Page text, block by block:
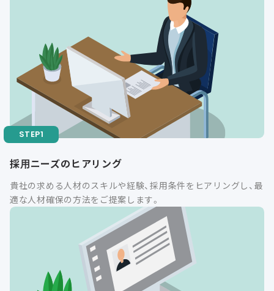
採用ニーズのヒアリング
貴社の求める人材のスキルや経験、採用条件をヒアリングし、最
適な人材確保の方法をご提案します。